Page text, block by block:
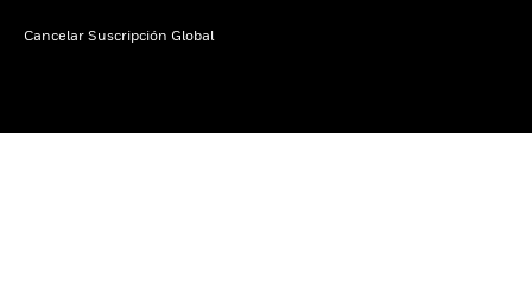
Cancelar Suscripción Global